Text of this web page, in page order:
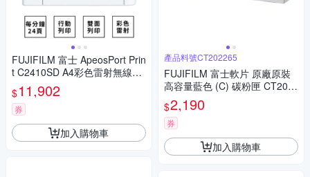
FUJIFILM 富士 ApeosPort Prin
t C2410SD A4彩色雷射無線印
表機+CT351267 標準容量黑色
碳粉匣
$11,902
券
加入購物車
產品料號CT202265
FUJIFILM 富士軟片 原廠原裝
高容量藍色 (C) 碳粉匣 CT202
265 (1.4K) 適用 DP CM115 w,
DP CM225 fw, DP CP115 w, D
P CP116 w,
$2,190
券
加入購物車